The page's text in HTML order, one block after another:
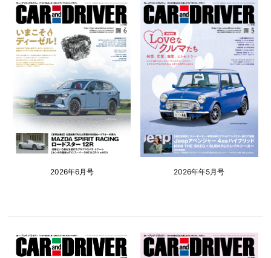
2026年6月号 2026年年5月号